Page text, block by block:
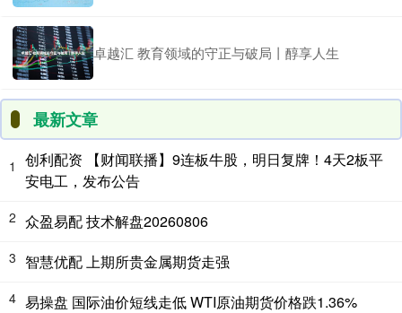
卓越汇 教育领域的守正与破局丨醇享人生
最新文章
1
创利配资 【财闻联播】9连板牛股，明日复牌！4天2板平
安电工，发布公告
2 众盈易配 技术解盘20260806
3 智慧优配 上期所贵金属期货走强
4 易操盘 国际油价短线走低 WTI原油期货价格跌1.36%